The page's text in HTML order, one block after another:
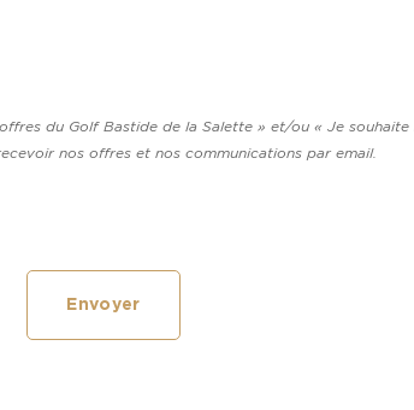
du Golf Bastide de la Salette » et/ou « Je souhaite
nos offres et nos communications par email.